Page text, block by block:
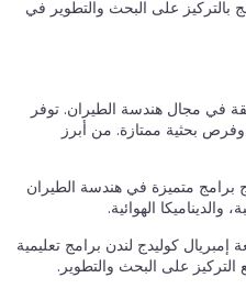
بالتركيز على البحث والتطوير في
في مجال هندسة الطيران. توفر
بحثية ممتازة. من أبرز
برامج متميزة في هندسة الطيران
الهوائية.
إمبريال كوليدج لندن برامج تعليمية
على البحث والتطوير.